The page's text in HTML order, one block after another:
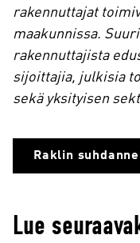
rakennuttajat
maakunnissa.
rakennuttajista
sijoittajia, julkisia
sekä yksityisen
Raklin
Lue